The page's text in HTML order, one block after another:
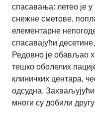
спасавања: летео је
снежне сметове,
елементарне
спасавајући
Редовно је обављао
тешко оболелих
клиничких центара,
одсудна.
многи су добили